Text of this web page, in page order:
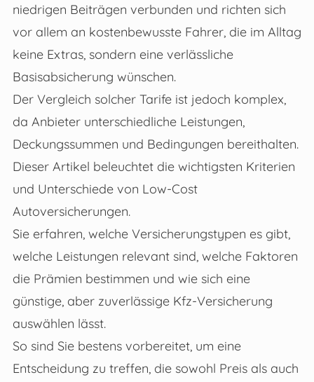
niedrigen Beiträgen verbunden und richten sich
vor allem an kostenbewusste Fahrer, die im Alltag
keine Extras, sondern eine verlässliche
Basisabsicherung wünschen.
Der Vergleich solcher Tarife ist jedoch komplex,
da Anbieter unterschiedliche Leistungen,
Deckungssummen und Bedingungen bereithalten.
Dieser Artikel beleuchtet die wichtigsten Kriterien
und Unterschiede von Low-Cost
Autoversicherungen.
Sie erfahren, welche Versicherungstypen es gibt,
welche Leistungen relevant sind, welche Faktoren
die Prämien bestimmen und wie sich eine
günstige, aber zuverlässige Kfz-Versicherung
auswählen lässt.
So sind Sie bestens vorbereitet, um eine
Entscheidung zu treffen, die sowohl Preis als auch